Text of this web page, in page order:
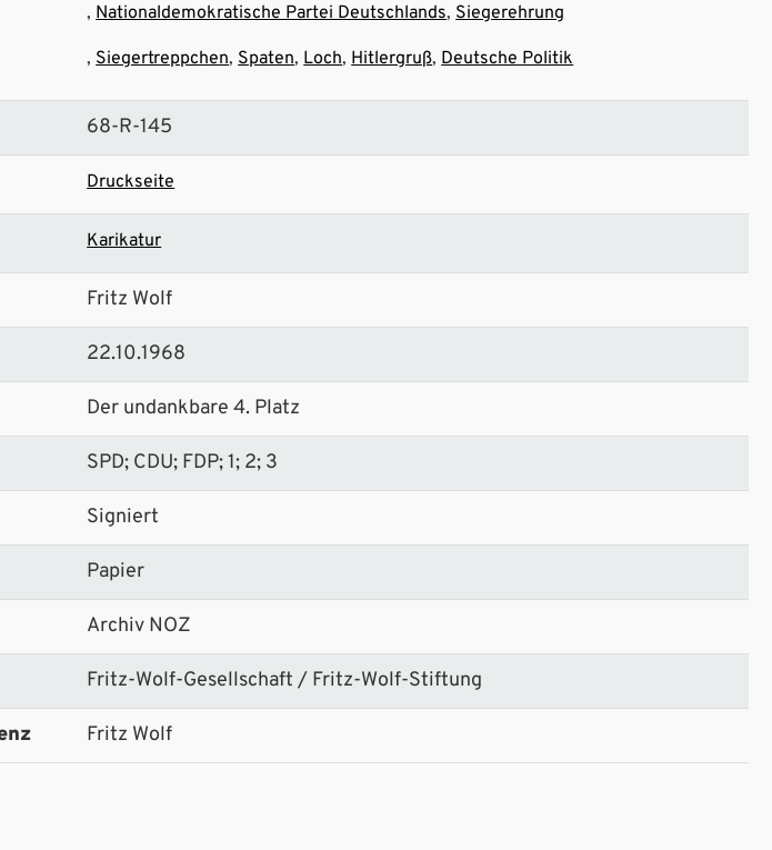
Nationaldemokratische Partei Deutschlands Siegerehrung
Siegertreppchen Spaten Loch Hitlergruß Deutsche Politik
68-R-145
Druckseite
Karikatur
Fritz Wolf
22.10.1968
Der undankbare 4. Platz
SPD; CDU; FDP; 1; 2; 3
Signiert
Papier
Archiv NOZ
Fritz-Wolf-Gesellschaft / Fritz-Wolf-Stiftung
Fritz Wolf